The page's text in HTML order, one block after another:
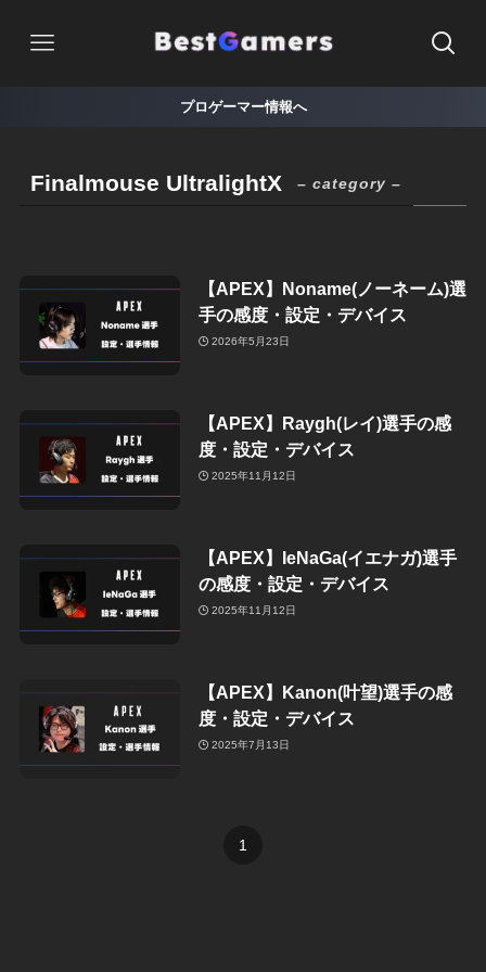
プロゲーマー情報へ
Finalmouse UltralightX – category –
【APEX】Noname(ノーネーム)選
手の感度・設定・デバイス
2026年5月23日
【APEX】Raygh(レイ)選手の感
度・設定・デバイス
2025年11月12日
【APEX】IeNaGa(イエナガ)選手
の感度・設定・デバイス
2025年11月12日
【APEX】Kanon(叶望)選手の感
度・設定・デバイス
2025年7月13日
1